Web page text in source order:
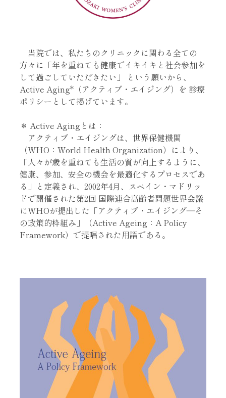
当院では、私たちのクリニックに関わる全ての
方々に 「年を重ねても健康でイキイキと社会参加を
して過ごしていただきたい」
という願いから、
Active Aging*（アクティブ・エイジング）を 診療
ポリシーとして掲げています。
＊ Active Agingとは：
アクティブ・エイジングは、世界保健機関
（WHO：World Health Organization）により、
「人々が歳を重ねても生活の質が向上するように、
健康、参加、安全の機会を最適化するプロセスであ
る」と定義され、2002年4月、スペイン・マドリッ
ドで開催された第2回 国際連合高齢者問題世界会議
にWHOが提出した「アクティブ・エイジング―そ
の政策的枠組み」（Active Ageing：A Policy
Framework）で提唱された用語である。